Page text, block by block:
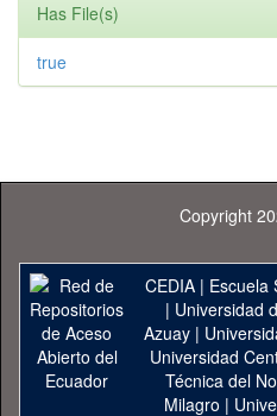
Has File(s)
true
Copyright
CEDIA| Escuela
| Universidad
Azuay|
Universidad
Técnica del
Milagro |